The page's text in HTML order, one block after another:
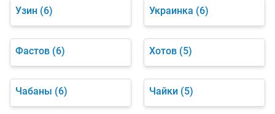
Узин (6) Украинка (6)
Фастов (6) Хотов (5)
Чабаны (6) Чайки (5)